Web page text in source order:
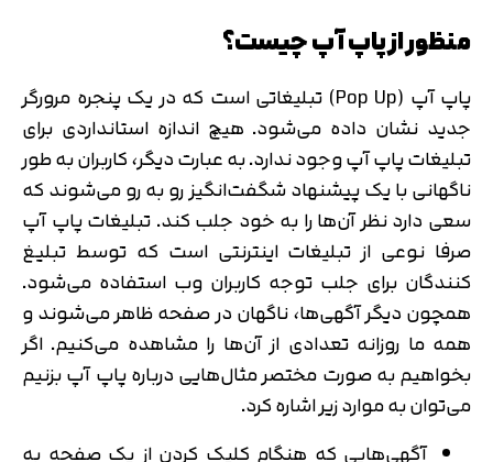
منظور از پاپ آپ چیست؟
پاپ آپ (Pop Up) تبلیغاتی است که در یک پنجره مرورگر
جدید نشان داده می‌شود. هیچ اندازه استانداردی برای
تبلیغات پاپ آپ وجود ندارد. به عبارت دیگر، کاربران به طور
ناگهانی با یک پیشنهاد شگفت‌انگیز رو به رو می‌شوند که
سعی دارد نظر آن‌ها را به خود جلب کند. تبلیغات پاپ آپ
صرفا نوعی از تبلیغات اینترنتی است که توسط تبلیغ
کنندگان برای جلب توجه کاربران وب استفاده می‌شود.
همچون دیگر آگهی‌ها، ناگهان در صفحه ظاهر می‌شوند و
همه ما روزانه تعدادی از آن‌ها را مشاهده می‌کنیم. اگر
بخواهیم به صورت مختصر مثال‌هایی درباره پاپ آپ بزنیم
می‌توان به موارد زیر اشاره کرد.
آگهی‌هایی که هنگام کلیک کردن از یک صفحه به